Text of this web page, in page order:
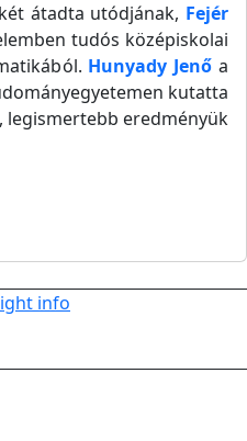
átadta utódjának, Fejér
tudós középiskolai
Hunyady Jenő a
kutatta
eredményük
info